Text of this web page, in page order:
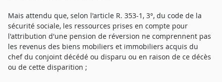
Mais attendu que, selon l'article R. 353-1, 3°, du code de la
sécurité sociale, les ressources prises en compte pour
l'attribution d'une pension de réversion ne comprennent pas
les revenus des biens mobiliers et immobiliers acquis du
chef du conjoint décédé ou disparu ou en raison de ce décès
ou de cette disparition ;